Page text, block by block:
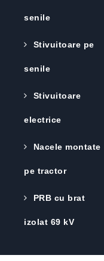
senile
Stivuitoare pe
senile
Stivuitoare
electrice
Nacele montate
pe tractor
PRB cu brat
izolat 69 kV